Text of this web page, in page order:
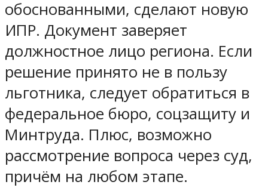
обоснованными, сделают новую
ИПР. Документ заверяет
должностное лицо региона. Если
решение принято не в пользу
льготника, следует обратиться в
федеральное бюро, соцзащиту и
Минтруда. Плюс, возможно
рассмотрение вопроса через суд,
причём на любом этапе.